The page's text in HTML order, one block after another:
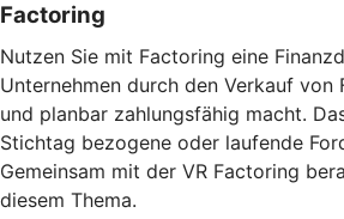
Factoring
Nutzen Sie mit Factoring eine
Unternehmen durch den Verkauf von
und planbar zahlungsfähig macht.
Stichtag bezogene oder laufende
Gemeinsam mit der VR Factoring
diesem Thema.